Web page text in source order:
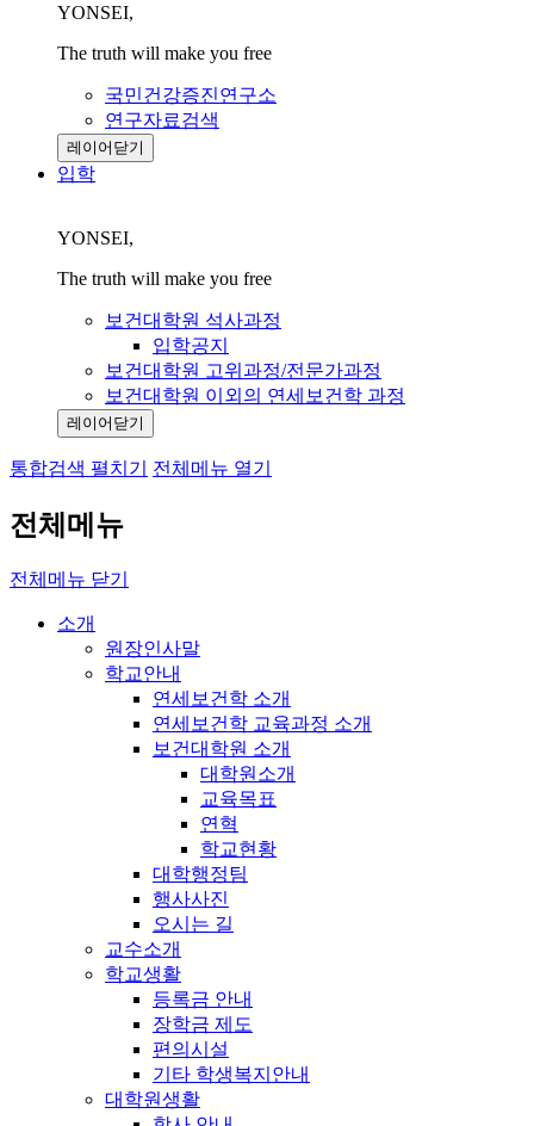
YONSEI,
The truth will make you free
국민건강증진연구소
연구자료검색
레이어닫기
입학
YONSEI,
The truth will make you free
보건대학원 석사과정
입학공지
보건대학원 고위과정/전문가과정
보건대학원 이외의 연세보건학 과정
레이어닫기
통합검색 펼치기 전체메뉴 열기
전체메뉴
전체메뉴 닫기
소개
원장인사말
학교안내
연세보건학 소개
연세보건학 교육과정 소개
보건대학원 소개
대학원소개
교육목표
연혁
학교현황
대학행정팀
행사사진
오시는 길
교수소개
학교생활
등록금 안내
장학금 제도
편의시설
기타 학생복지안내
대학원생활